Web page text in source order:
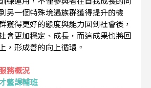
另一個特殊境遇族群獲得提升的機
獲得更好的態度與能力回到社會後，
會更加穩定、成長，而這成果也將回
，形成善的向上循環。
務概況
藝課輔班